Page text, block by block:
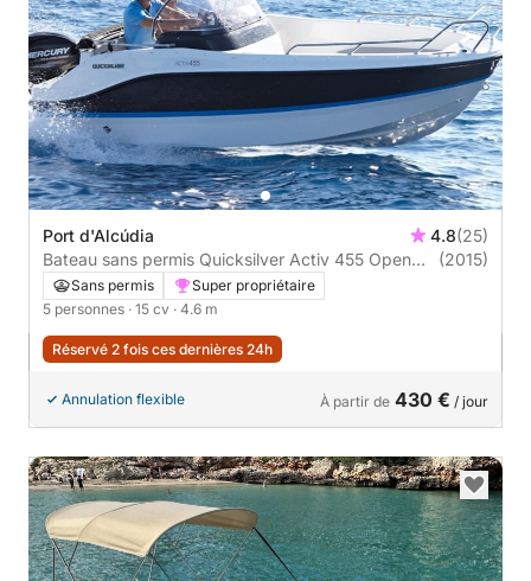
Port d'Alcúdia 4.8(25)
Bateau sans permis Quicksilver Activ 455 Open
15cv
(2015)
Sans permis
Super propriétaire
5 personnes · 15 cv · 4.6 m
Réservé 2 fois ces dernières 24h
Annulation flexible À partir de 430 € / jour